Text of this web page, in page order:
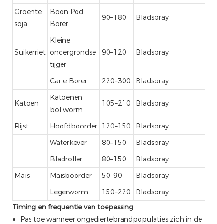
Groente
soja
Boon Pod
Borer
90–180 Bladspray
Suikerriet
Kleine
ondergrondse
tijger
90–120 Bladspray
Cane Borer 220–300 Bladspray
Katoen
Katoenen
bollworm
105–210 Bladspray
Rijst Hoofdboorder 120–150
Bladspray
Waterkever
80–150
Bladspray
Bladroller
80–150
Bladspray
Maïs
Maïsboorder 50–90
Bladspray
Legerworm
150–220
Bladspray
Timing en frequentie van toepassing :
Pas toe wanneer ongediertebrandpopulaties zich in de